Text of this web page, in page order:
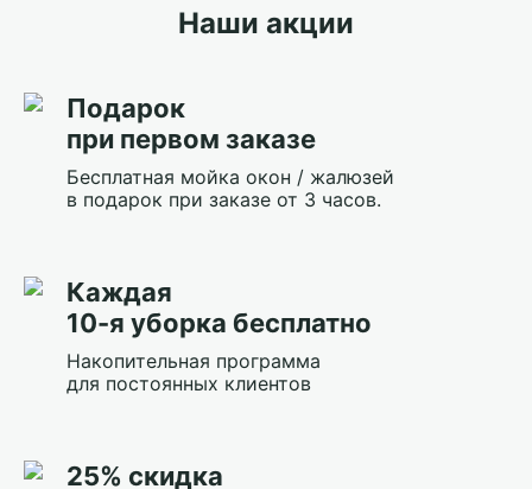
Наши акции
Подарок
при первом заказе
Бесплатная мойка окон / жалюзей
в подарок при заказе от 3 часов.
Каждая
10-я уборка бесплатно
Накопительная программа
для постоянных клиентов
25% скидка